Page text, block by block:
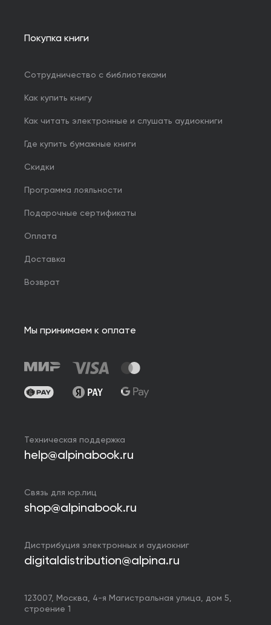
Покупка книги
Сотрудничество с библиотеками
Как купить книгу
Как читать электронные и слушать аудиокниги
Где купить бумажные книги
Скидки
Программа лояльности
Подарочные сертификаты
Оплата
Доставка
Возврат
Мы принимаем к оплате
Техническая поддержка
help@alpinabook.ru
Связь для юр.лиц
shop@alpinabook.ru
Дистрибуция электронных и аудиокниг
digitaldistribution@alpina.ru
123007, Москва, 4-я Магистральная улица, дом 5,
строение 1